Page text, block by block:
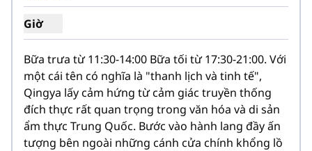
Giờ
Hiển thị giờ cho Qingya
Bữa trưa từ 11:30-14:00 Bữa tối từ 17:30-21:00. Với
một cái tên có nghĩa là "thanh lịch và tinh tế",
Qingya lấy cảm hứng từ cảm giác truyền thống
đích thực rất quan trọng trong văn hóa và di sản
ẩm thực Trung Quốc. Bước vào hành lang đầy ấn
tượng bên ngoài những cánh cửa chính khổng lồ